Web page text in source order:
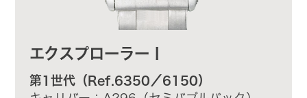
エクスプローラーⅠ
第1世代（Ref.6350／6150）